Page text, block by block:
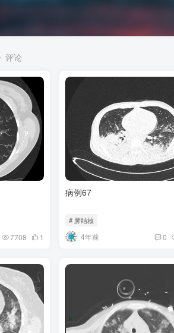
评论
7708 1
病例67
# 肺结核
4年前 0